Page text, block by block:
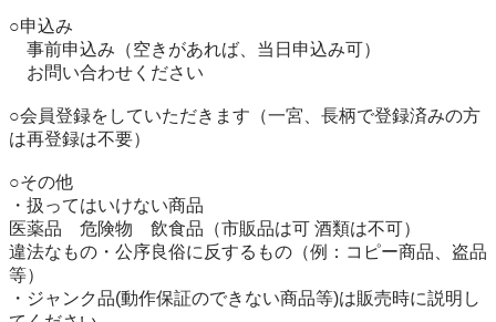
○申込み
事前申込み（空きがあれば、当日申込み可）
お問い合わせください
○会員登録をしていただきます（一宮、長柄で登録済みの方
は再登録は不要）
○その他
・扱ってはいけない商品
医薬品　危険物　飲食品（市販品は可 酒類は不可）
違法なもの・公序良俗に反するもの（例：コピー商品、盗品
等）
・ジャンク品(動作保証のできない商品等)は販売時に説明し